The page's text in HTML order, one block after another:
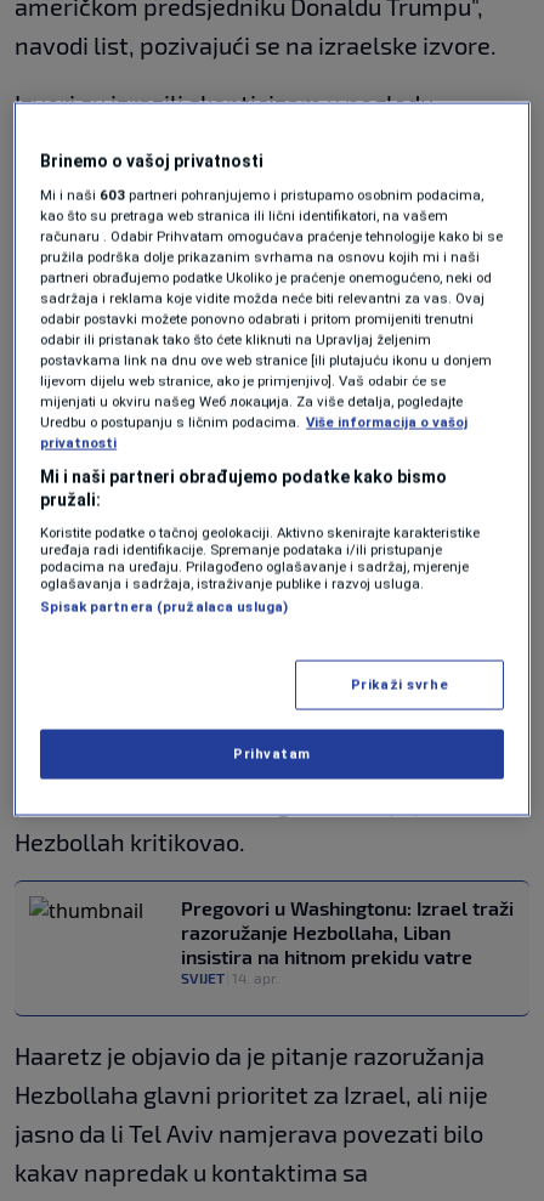
američkom predsjedniku Donaldu Trumpu",
navodi list, pozivajući se na izraelske izvore.
Izvori su izrazili skepticizam u pogledu
Podsjetimo, od 2. marta Izrael provodi
proširenu ofanzivu u Libanu u kojoj je ubijeno
2.089, a ranjeno 6.762 ljudi.
Američki State Department je u ponedjeljak
navečer saopćio da će se pregovori održati u
sjedištu odjeljenja u Washingtonu u utorak
navečer.
U razgovorima će učestvovati izraelski
ambasador Yechiel Leiter, libanska
državni sekretar Marco Rubio i američki
ambasador u Bejrutu Michel Issa.
Liban je nastojao da od Izraela dobije obavezu
Hezbollah kritikovao.
Pregovori u Washingtonu: Izrael traži
razoružanje Hezbollaha, Liban
insistira na hitnom prekidu vatre
SVIJET 14. apr.
Haaretz je objavio da je pitanje razoružanja
Hezbollaha glavni prioritet za Izrael, ali nije
jasno da li Tel Aviv namjerava povezati bilo
kakav napredak u kontaktima sa
Brinemo o vašoj privatnosti
Mi i naši 603 partneri pohranjujemo i pristupamo osobnim podacima,
kao što su pretraga web stranica ili lični identifikatori, na vašem
računaru . Odabir Prihvatam omogućava praćenje tehnologije kako bi se
pružila podrška dolje prikazanim svrhama na osnovu kojih mi i naši
partneri obrađujemo podatke Ukoliko je praćenje onemogućeno, neki od
sadržaja i reklama koje vidite možda neće biti relevantni za vas. Ovaj
odabir postavki možete ponovno odabrati i pritom promijeniti trenutni
odabir ili pristanak tako što ćete kliknuti na Upravljaj željenim
postavkama link na dnu ove web stranice [ili plutajuću ikonu u donjem
lijevom dijelu web stranice, ako je primjenjivo]. Vaš odabir će se
mijenjati u okviru našeg Wеб локација. Za više detalja, pogledajte
Uredbu o postupanju s ličnim podacima. Više informacija o vašoj
privatnosti
Mi i naši partneri obrađujemo podatke kako bismo
pružali:
Koristite podatke o tačnoj geolokaciji. Aktivno skenirajte karakteristike
uređaja radi identifikacije. Spremanje podataka i/ili pristupanje
podacima na uređaju. Prilagođeno oglašavanje i sadržaj, mjerenje
oglašavanja i sadržaja, istraživanje publike i razvoj usluga.
Spisak partnera (pružalaca usluga)
Prikaži svrhe
Prihvatam